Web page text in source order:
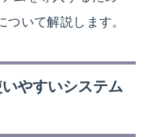
ついて解説します。
やすいシステム